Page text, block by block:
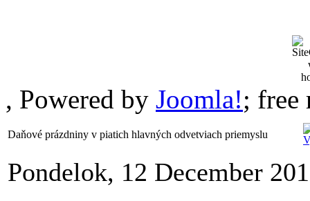
, Powered by Joomla!; free
Daňové prázdniny v piatich hlavných odvetviach priemyslu
Pondelok, 12 December